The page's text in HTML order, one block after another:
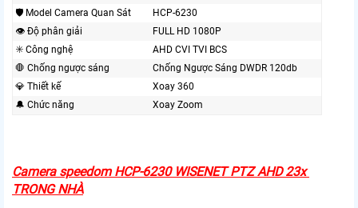
🛡 Model Camera Quan Sát
HCP-6230
👁 Độ phân giải
FULL HD 1080P
✳️ Công nghệ
AHD CVI TVI BCS
🛑 Chống ngược sáng
Chống Ngược Sáng DWDR 120db
💎 Thiết kế
Xoay 360
🔔 Chức năng
Xoay Zoom
Camera speedom HCP-6230 WISENET PTZ AHD 23x
TRONG NHÀ